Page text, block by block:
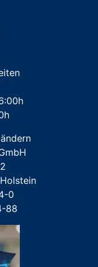
G2
für Austausch-
0
88